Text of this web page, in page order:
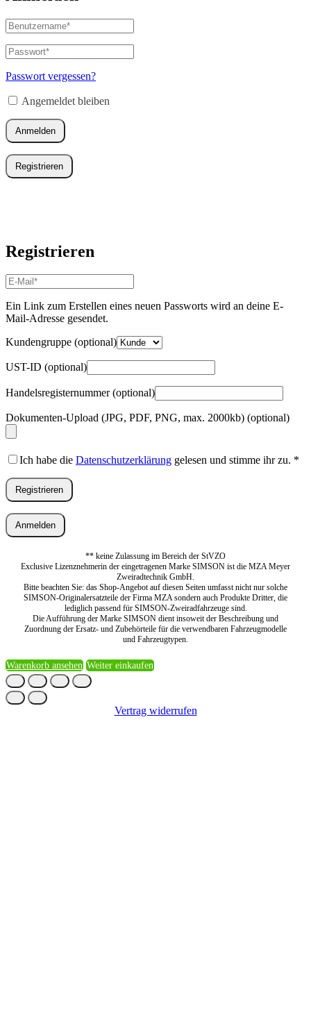
Benutzername
oder
E-
Mail-
Adresse*
Passwort*
Erforderlich
Passwort vergessen?
Angemeldet bleiben
Anmelden
Registrieren
Registrieren
E-
Mail-
Adresse*
Erforderlich
Ein Link zum Erstellen eines neuen Passworts wird an deine E-
Mail-Adresse gesendet.
Kundengruppe (optional)
UST-ID (optional)
Handelsregisternummer(optional)
Dokumenten-Upload (JPG, PDF, PNG, max. 2000kb) (optional)
Ich habe die Datenschutzerklärung gelesen und stimme ihr zu. *
Registrieren
Anmelden
** keine Zulassung im Bereich der StVZO
Exclusive Lizenznehmerin der eingetragenen Marke SIMSON ist die MZA Meyer
Zweiradtechnik GmbH.
Bitte beachten Sie: das Shop-Angebot auf diesen Seiten umfasst nicht nur solche
SIMSON-Originalersatzteile der Firma MZA sondern auch Produkte Dritter, die
lediglich passend für SIMSON-Zweiradfahrzeuge sind.
Die Aufführung der Marke SIMSON dient insoweit der Beschreibung und
Zuordnung der Ersatz- und Zubehörteile für die verwendbaren Fahrzeugmodelle
und Fahrzeugtypen.
Warenkorb ansehen Weiter einkaufen
Vertrag widerrufen